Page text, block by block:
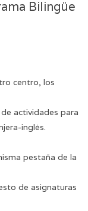
Bilingüe
centro, los
actividades para
inglés.
pestaña de la
de asignaturas